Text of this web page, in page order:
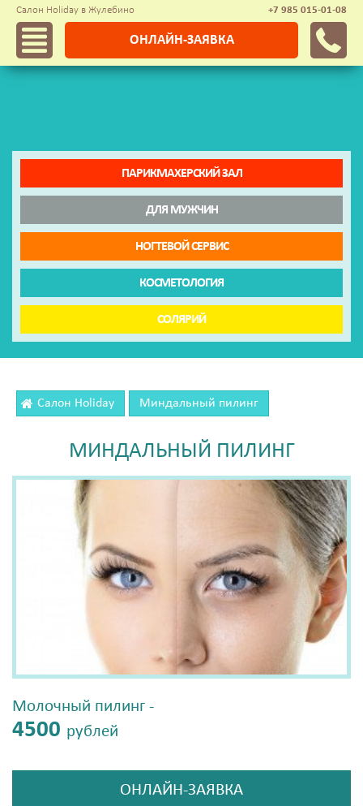
Салон Holiday в Жулебино +7 985 015-01-08
ОНЛАЙН-ЗАЯВКА
ПАРИКМАХЕРСКИЙ ЗАЛ
ДЛЯ МУЖЧИН
НОГТЕВОЙ СЕРВИС
КОСМЕТОЛОГИЯ
СОЛЯРИЙ
Салон Holiday Миндальный пилинг
МИНДАЛЬНЫЙ ПИЛИНГ
Молочный пилинг -
4500 рублей
ОНЛАЙН-ЗАЯВКА